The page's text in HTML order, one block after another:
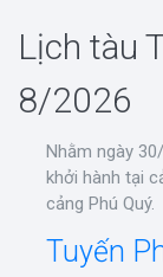
Lịch tàu
8/2026
Nhằm ngày
khởi hành tại
cảng Phú Quý.
Tuyến